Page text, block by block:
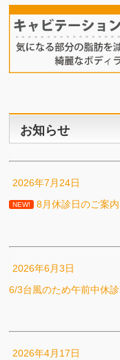
お知らせ
2026年7月24日
NEW! 8月休診日のご案内
2026年6月3日
6/3台風のため午前中休診
2026年4月17日